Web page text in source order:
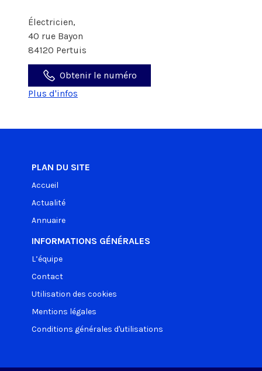
Électricien,
40 rue Bayon
84120 Pertuis
Obtenir le numéro
Plus d'infos
PLAN DU SITE
Accueil
Actualité
Annuaire
INFORMATIONS GÉNÉRALES
L’équipe
Contact
Utilisation des cookies
Mentions légales
Conditions générales d'utilisations